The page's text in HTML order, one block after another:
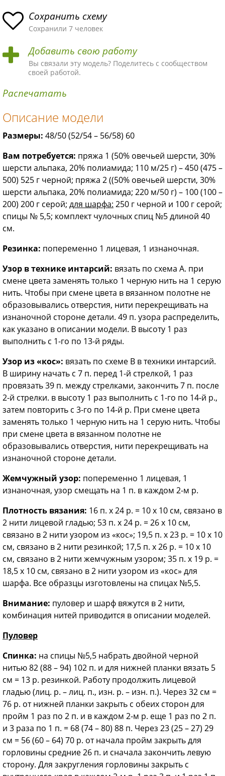
асн
ая
ма
пло
хая
ма
ыч
ная
ма
ая
ма
ая
ма!
Сохранить схему
Сохранили 7 человек
Добавить свою работу
Вы связали эту модель? Поделитесь с сообществом
своей работой.
Распечатать
Описание модели
Размеры: 48/50 (52/54 – 56/58) 60
Вам потребуется: пряжа 1 (50% овечьей шерсти, 30%
шерсти альпака, 20% полиамида; 110 м/25 г) – 450 (475 –
500) 525 г черной; пряжа 2 ((50% овечьей шерсти, 30%
шерсти альпака, 20% полиамида; 220 м/50 г) – 100 (100 –
200) 200 г серой; для шарфа: 250 г черной и 100 г серой;
спицы № 5,5; комплект чулочных спиц №5 длиной 40
см.
Резинка: попеременно 1 лицевая, 1 изнаночная.
Узор в технике интарсий: вязать по схема А. при
смене цвета заменять только 1 черную нить на 1 серую
нить. Чтобы при смене цвета в вязанном полотне не
образовывались отверстия, нити перекрещивать на
изнаночной стороне детали. 49 п. узора распределить,
как указано в описании модели. В высоту 1 раз
выполнить с 1-го по 13-й ряды.
Узор из «кос»: вязать по схеме В в техники интарсий.
В ширину начать с 7 п. перед 1-й стрелкой, 1 раз
провязать 39 п. между стрелками, закончить 7 п. после
2-й стрелки. в высоту 1 раз выполнить с 1-го по 14-й р.,
затем повторить с 3-го по 14-й р. При смене цвета
заменять только 1 черную нить на 1 серую нить. Чтобы
при смене цвета в вязанном полотне не
образовывались отверстия, нити перекрещивать на
изнаночной стороне детали.
Жемчужный узор: попеременно 1 лицевая, 1
изнаночная, узор смещать на 1 п. в каждом 2-м р.
Плотность вязания: 16 п. х 24 р. = 10 х 10 см, связано в
2 нити лицевой гладью; 53 п. х 24 р. = 26 х 10 см,
связано в 2 нити узором из «кос»; 19,5 п. х 23 р. = 10 х 10
см, связано в 2 нити резинкой; 17,5 п. х 26 р. = 10 х 10
см, связано в 2 нити жемчужным узором; 35 п. х 19 р. =
18,5 х 10 см, связано в 2 нити узором из «кос» для
шарфа. Все образцы изготовлены на спицах №5,5.
Внимание: пуловер и шарф вяжутся в 2 нити,
комбинация нитей приводится в описании моделей.
Пуловер
Спинка: на спицы №5,5 набрать двойной черной
нитью 82 (88 – 94) 102 п. и для нижней планки вязать 5
см = 13 р. резинкой. Работу продолжить лицевой
гладью (лиц. р. – лиц. п., изн. р. – изн. п.). Через 32 см =
76 р. от нижней планки закрыть с обеих сторон для
пройм 1 раз по 2 п. и в каждом 2-м р. еще 1 раз по 2 п.
и 3 раза по 1 п. = 68 (74 – 80) 88 п. Через 23 (25 – 27) 29
см = 56 (60 – 64) 70 р. от начала пройм закрыть для
горловины средние 26 п. и сначала закончить левую
сторону. Для закругления горловины закрыть с